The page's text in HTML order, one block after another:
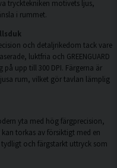
trycktekniken motivets ljus,
i rummet.
och detaljrikedom tack vare
luktfria och GREENGUARD
upp till 300 DPI. Färgerna är
rum, vilket gör tavlan lämplig
yta med hög färgprecision,
torkas av försiktigt med en
och färgstarkt uttryck som